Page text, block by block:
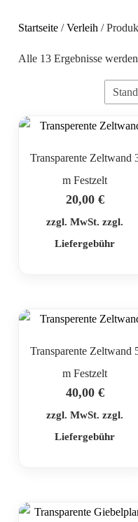
Startseite /Verleih /
Alle 13 Ergebnisse
Transparente Zeltwand
m Festzelt
20,00 €
zzgl. MwSt. zzgl.
Liefergebühr
Transparente Zeltwand
m Festzelt
40,00 €
zzgl. MwSt. zzgl.
Liefergebühr